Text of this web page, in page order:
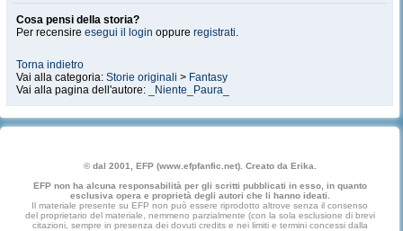
Cosa pensi della storia?
Per recensire esegui il login oppure registrati.
Torna indietro
Vai alla categoria: Storie originali > Fantasy
Vai alla pagina dell'autore:
_Niente_Paura_
© dal 2001, EFP (www.efpfanfic.net). Creato da Erika.
EFP non ha alcuna responsabilità per gli scritti pubblicati in esso, in quanto
esclusiva opera e proprietà degli autori che li hanno ideati.
Il materiale presente su EFP non può essere riprodotto altrove senza il consenso
del proprietario del materiale, nemmeno parzialmente (con la sola esclusione di brevi
citazioni, sempre in presenza dei dovuti credits e nei limiti e termini concessi dalla